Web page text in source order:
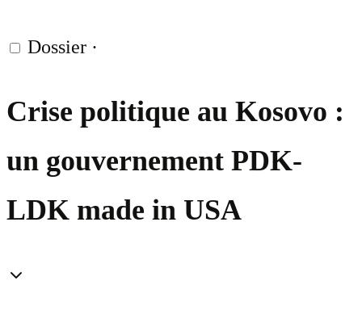
Dossier ·
Crise politique au Kosovo :
un gouvernement PDK-
LDK made in USA